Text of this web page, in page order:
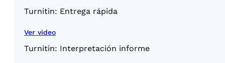
Turnitin: Entrega rápida
Ver video
Turnitin: Interpretación informe